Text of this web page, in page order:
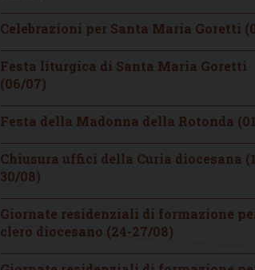
Celebrazioni per Santa Maria Goretti
Festa liturgica di Santa Maria Goretti
(06/07)
Festa della Madonna della Rotonda
Chiusura uffici della Curia diocesana
30/08)
Giornate residenziali di formazione
clero diocesano (24-27/08)